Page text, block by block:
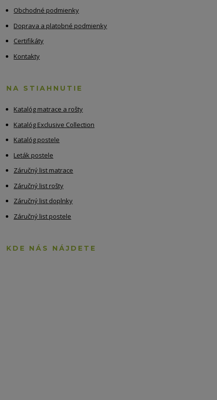
Obchodné podmienky
Doprava a platobné podmienky
Certifikáty
Kontakty
NA STIAHNUTIE
Katalóg matrace a rošty
Katalóg Exclusive Collection
Katalóg postele
Leták postele
Záručný list matrace
Záručný list rošty
Záručný list doplnky
Záručný list postele
KDE NÁS NÁJDETE